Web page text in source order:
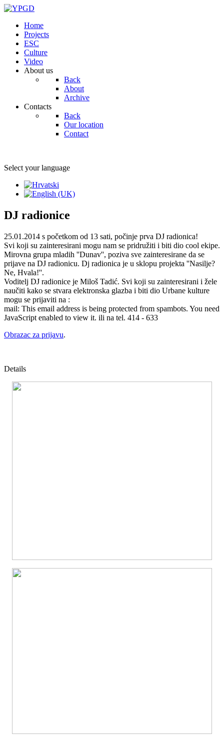
Home
Projects
ESC
Culture
Video
About us
Back
About
Archive
Contacts
Back
Our location
Contact
Select your language
DJ radionice
25.01.2014 s početkom od 13 sati, počinje prva DJ radionica!
Svi koji su zainteresirani mogu nam se pridružiti i biti dio cool ekipe.
Mirovna grupa mladih ''Dunav'', poziva sve zainteresirane da se
prijave na DJ radionicu. Dj radionica je u sklopu projekta ''Nasilje?
Ne, Hvala!''.
Voditelj DJ radionice je Miloš Tadić. Svi koji su zainteresirani i žele
naučiti kako se stvara elektronska glazba i biti dio Urbane kulture
mogu se prijaviti na :
mail: This email address is being protected from spambots. You need
JavaScript enabled to view it. ili na tel. 414 - 633
Obrazac za prijavu.
Details